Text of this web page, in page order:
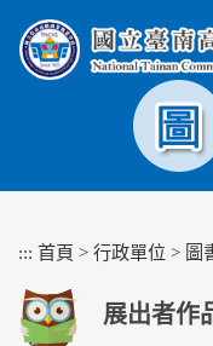
塊
::: 首頁 > 行政單位 > 圖
展出者作